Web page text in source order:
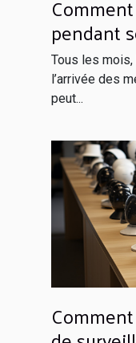
pendant
Tous les
l’arrivée des
peut...